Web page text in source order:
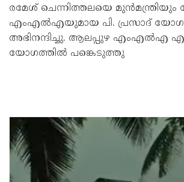
രമേശ് ചെന്നിത്തലയെ മുൻമന്ത്രിയും
എംഎൽഎയുമായ പി. പ്രസാദ്
അഭിനന്ദിച്ചു. ആലപ്പുഴ എംഎൽഎ
യോഗത്തിൽ പങ്കെടുത്തു